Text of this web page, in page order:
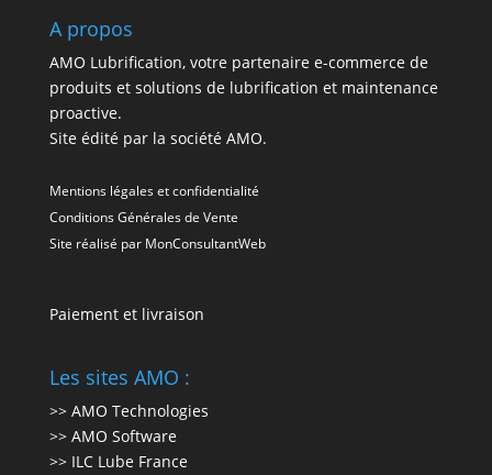
A propos
AMO Lubrification, votre partenaire e-commerce de
produits et solutions de lubrification et maintenance
proactive.
Site édité par la société AMO.
Mentions légales et confidentialité
Conditions Générales de Vente
Site réalisé par MonConsultantWeb
Paiement et livraison
Les sites AMO :
>> AMO Technologies
>> AMO Software
>> ILC Lube France